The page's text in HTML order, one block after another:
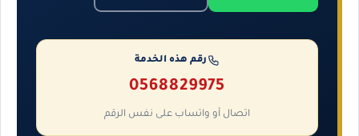
رقم هذه الخدمة
0568829975
اتصال أو واتساب على نفس الرقم